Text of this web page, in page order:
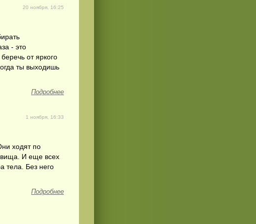
20 ноября, 16:25
- это
от яркого
ты выходишь
Подробнее
1 ноября, 16:33
ходят по
И еще всех
тела. Без него
Подробнее